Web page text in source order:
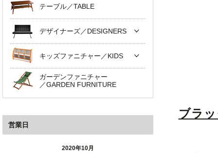
ブラ
テーブル／TABLE
デザイナーズ／DESIGNERS
キッズファニチャー／KIDS
ガーデンファニチャー
／GARDEN FURNITURE
営業日
2020年10月